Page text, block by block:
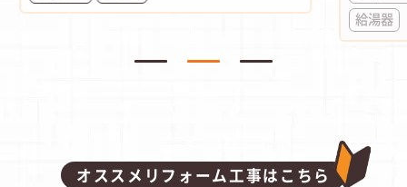
給湯器
オススメリフォーム工事はこちら